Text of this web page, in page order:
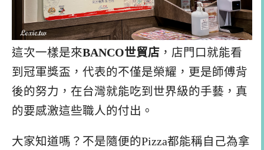
這次一樣是來BANCO世貿店 ，店門口就能看
到冠軍獎盃，代表的不僅是榮耀，更是師傅背
後的努力，在台灣就能吃到世界級的手藝，真
的要感激這些職人的付出。
大家知道嗎？不是隨便的Pizza都能稱自己為拿